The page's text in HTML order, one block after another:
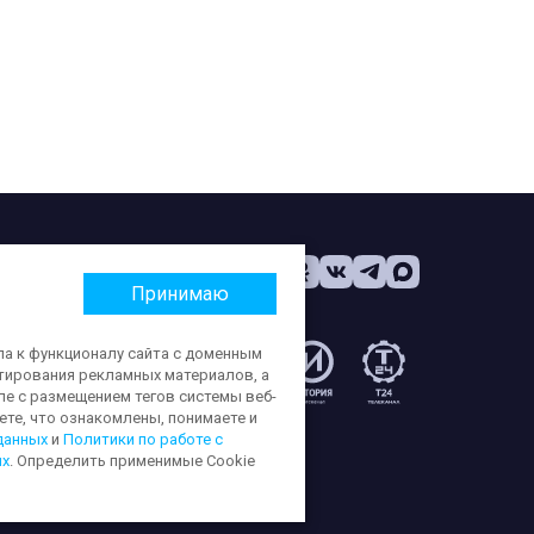
данных
Принимаю
к функционалу сайта с доменным
рекламных материалов, а
с размещением тегов системы веб-
что ознакомлены, понимаете и
и Политики по работе с
. Определить применимые Cookie